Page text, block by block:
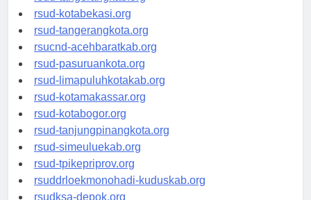
rsud-tangerangkab.org
rsud-kotabekasi.org
rsud-tangerangkota.org
rsucnd-acehbaratkab.org
rsud-pasuruankota.org
rsud-limapuluhkotakab.org
rsud-kotamakassar.org
rsud-kotabogor.org
rsud-tanjungpinangkota.org
rsud-simeuluekab.org
rsud-tpikepriprov.org
rsuddrloekmonohadi-kuduskab.org